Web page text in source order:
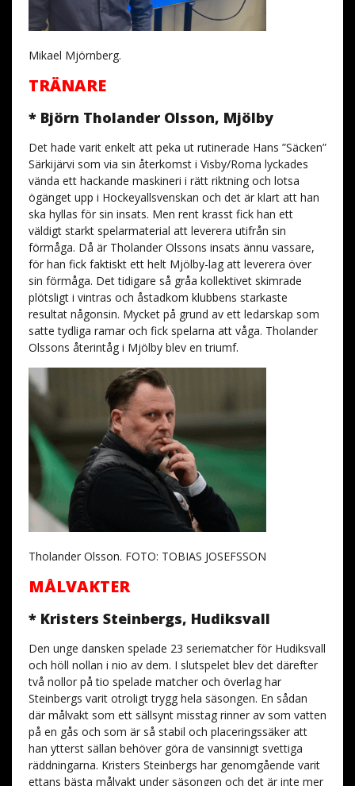
Mikael Mjörnberg.
TRÄNARE
* Björn Tholander Olsson, Mjölby
Det hade varit enkelt att peka ut rutinerade Hans ”Säcken”
Särkijärvi som via sin återkomst i Visby/Roma lyckades
vända ett hackande maskineri i rätt riktning och lotsa
ögänget upp i Hockeyallsvenskan och det är klart att han
ska hyllas för sin insats. Men rent krasst fick han ett
väldigt starkt spelarmaterial att leverera utifrån sin
förmåga. Då är Tholander Olssons insats ännu vassare,
för han fick faktiskt ett helt Mjölby-lag att leverera över
sin förmåga. Det tidigare så gråa kollektivet skimrade
plötsligt i vintras och åstadkom klubbens starkaste
resultat någonsin. Mycket på grund av ett ledarskap som
satte tydliga ramar och fick spelarna att våga. Tholander
Olssons återintåg i Mjölby blev en triumf.
Tholander Olsson. FOTO: TOBIAS JOSEFSSON
MÅLVAKTER
* Kristers Steinbergs, Hudiksvall
Den unge dansken spelade 23 seriematcher för Hudiksvall
och höll nollan i nio av dem. I slutspelet blev det därefter
två nollor på tio spelade matcher och överlag har
Steinbergs varit otroligt trygg hela säsongen. En sådan
där målvakt som ett sällsynt misstag rinner av som vatten
på en gås och som är så stabil och placeringssäker att
han ytterst sällan behöver göra de vansinnigt svettiga
räddningarna. Kristers Steinbergs har genomgående varit
ettans bästa målvakt under säsongen och det är inte mer